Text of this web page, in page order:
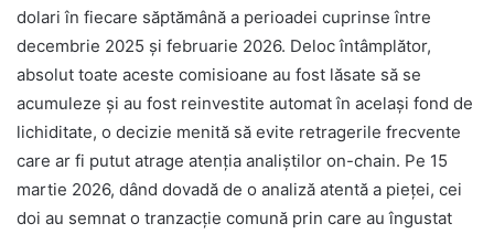
dolari în fiecare săptămână a perioadei cuprinse între
decembrie 2025 și februarie 2026. Deloc întâmplător,
absolut toate aceste comisioane au fost lăsate să se
acumuleze și au fost reinvestite automat în același fond de
lichiditate, o decizie menită să evite retragerile frecvente
care ar fi putut atrage atenția analiștilor on-chain. Pe 15
martie 2026, dând dovadă de o analiză atentă a pieței, cei
doi au semnat o tranzacție comună prin care au îngustat